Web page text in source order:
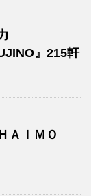
』215軒
ＡＩＭＯ